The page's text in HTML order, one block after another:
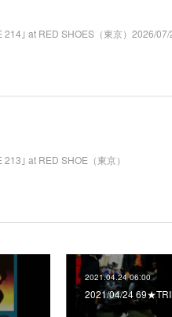
｣ at RED SHOES（東京）2026/
｣ at RED SHOE（東京）
2021.04.24 06:00
2021/04/24